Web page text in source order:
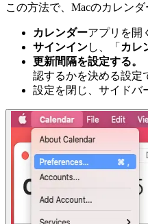
この方法で、Macのカレン
カレンダーアプリを開
サインインし、「 カレ
更新間隔を設定する。
認するかを決める設定
設定を閉じ、サイドバ